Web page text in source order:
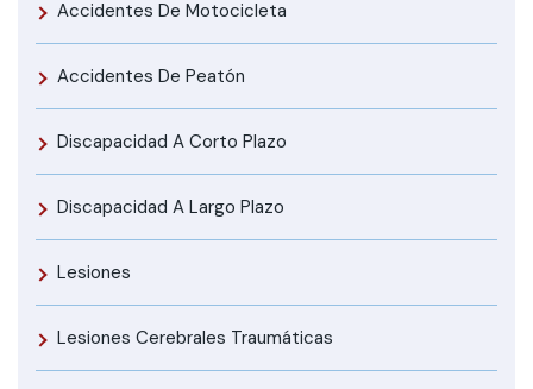
Accidentes De Motocicleta
Accidentes De Peatón
Discapacidad A Corto Plazo
Discapacidad A Largo Plazo
Lesiones
Lesiones Cerebrales Traumáticas